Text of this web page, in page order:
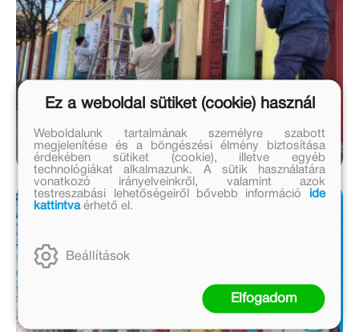
Ez a weboldal sütiket (cookie) használ
Weboldalunk tartalmának személyre szabott
megjelenítése és a böngészési élmény biztosítása
érdekében sütiket (cookie), illetve egyéb
technológiákat alkalmazunk. A sütik használatára
vonatkozó irányelveinkről, valamint azok
testreszabási lehetőségeiről bővebb információ
ide
kattintvaérhető el.
Beállítások
Elfogadom